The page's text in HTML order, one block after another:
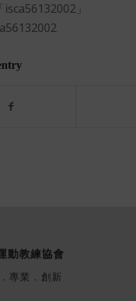
isca56132002」
動教練協會
專業．創新